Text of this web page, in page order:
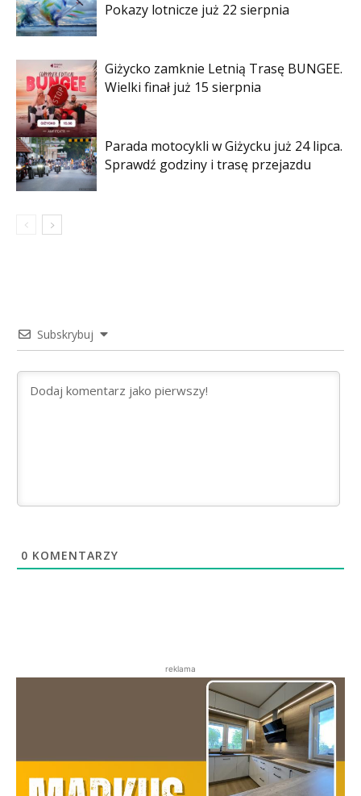
Pokazy lotnicze już 22 sierpnia
Giżycko zamknie Letnią Trasę BUNGEE.
Wielki finał już 15 sierpnia
Parada motocykli w Giżycku już 24 lipca.
Sprawdź godziny i trasę przejazdu
Subskrybuj
0 KOMENTARZY
reklama